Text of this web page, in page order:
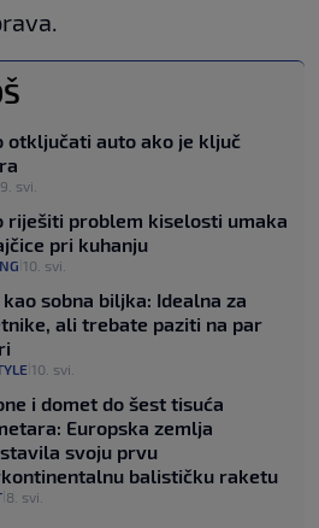
otključati auto ako je ključ
9. svi.
riješiti problem kiselosti umaka
pri kuhanju
10. svi.
kao sobna biljka: Idealna za
ali trebate paziti na par
10. svi.
i domet do šest tisuća
Europska zemlja
svoju prvu
balističku raketu
8. svi.